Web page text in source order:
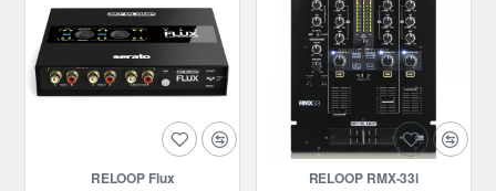
RELOOP Flux RELOOP RMX-33i